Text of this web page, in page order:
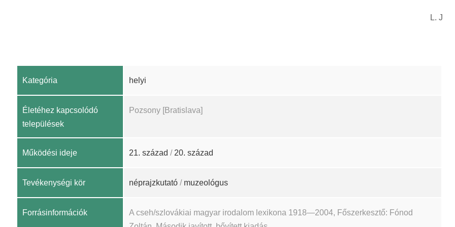
L. J
Kategória helyi
Életéhez kapcsolódó
települések
Pozsony [Bratislava]
Működési ideje 21. század / 20. század
Tevékenységi kör néprajzkutató / muzeológus
Forrásinformációk
A cseh/szlovákiai magyar irodalom lexikona 1918—2004, Főszerkesztő: Fónod